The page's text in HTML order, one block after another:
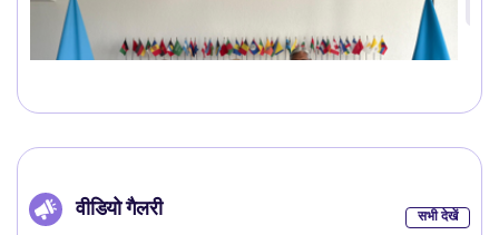
वीडियो गैलरी सभी देखें